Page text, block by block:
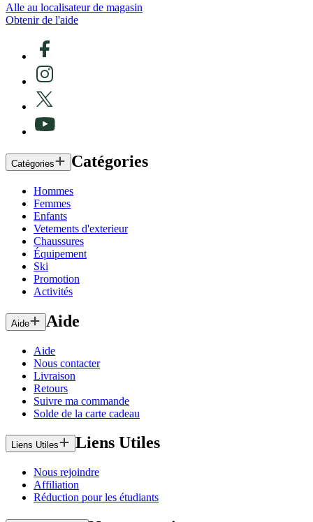
Alle au localisateur de magasin
Obtenir de l'aide
Catégories Catégories
Hommes
Femmes
Enfants
Vetements d'exterieur
Chaussures
Équipement
Ski
Promotion
Activités
Aide Aide
Aide
Nous contacter
Livraison
Retours
Suivre ma commande
Solde de la carte cadeau
Liens Utiles Liens Utiles
Nous rejoindre
Affiliation
Réduction pour les étudiants